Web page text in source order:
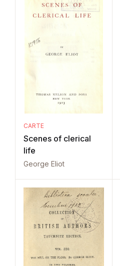
CARTE
Scenes of clerical
life
George Eliot